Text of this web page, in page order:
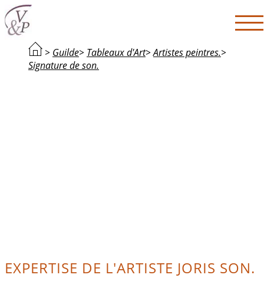
> Guilde> Tableaux d'Art>Artistes peintres.>
Signature de son.
EXPERTISE DE L'ARTISTE JORIS SON.